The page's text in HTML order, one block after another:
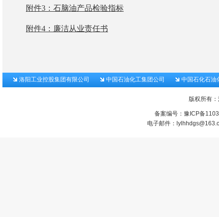
附件3：石脑油产品检验指标
附件4：廉洁从业责任书
洛阳工业控股集团有限公司 中国石油化工集团公司 中国石化石油
版权所有
备案编号： 豫ICP备
电子邮件：